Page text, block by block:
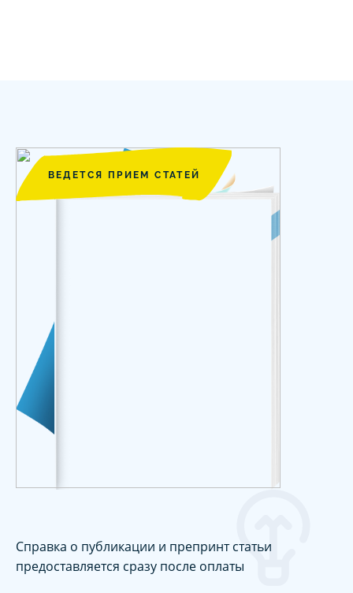
ВЕДЕТСЯ ПРИЕМ СТАТЕЙ
Справка о публикации и препринт статьи
предоставляется сразу после оплаты